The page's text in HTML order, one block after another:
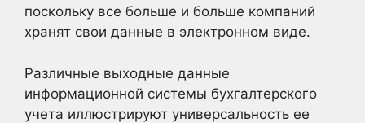
поскольку все больше и больше компаний
хранят свои данные в электронном виде.
Различные выходные данные
информационной системы бухгалтерского
учета иллюстрируют универсальность ее